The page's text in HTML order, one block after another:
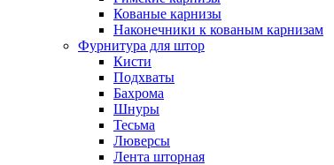
Кованые карнизы
Наконечники к кованым карнизам
Фурнитура для штор
Кисти
Подхваты
Бахрома
Шнуры
Тесьма
Люверсы
Лента шторная